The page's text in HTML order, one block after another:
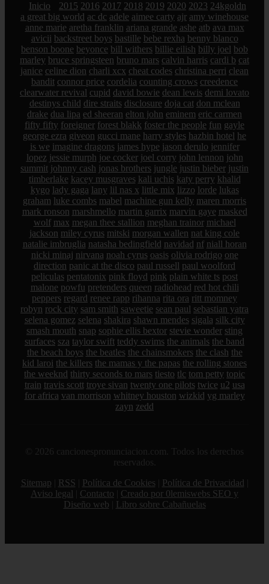
Inicio 2015 2016 2017 2018 2019 2020 2023 24kgoldn
a great big world ac dc adele aimee carty ajr amy winehouse
anne marie aretha franklin ariana grande ashe atb ava max
avicii backstreet boys bastille bebe rexha benny blanco
benson boone beyonce bill withers billie eilish billy joel bob
marley bruce springsteen bruno mars calvin harris cardi b cat
janice celine dion charli xcx cheat codes christina perri clean
bandit connor price cordelia counting crows creedence
clearwater revival cupid david bowie dean lewis demi lovato
destinys child dire straits disclosure doja cat don mclean
drake dua lipa ed sheeran elton john eminem eric carmen
fifty fifty foreigner forest blakk foster the people fun gayle
george ezra giveon gucci mane harry styles hazbin hotel he
is we imagine dragons james hype jason derulo jennifer
lopez jessie murph joe cocker joel corry john lennon john
summit johnny cash jonas brothers jungle justin bieber justin
timberlake kacey musgraves kali uchis katy perry khalid
kygo lady gaga lany lil nas x little mix lizzo lorde lukas
graham luke combs mabel machine gun kelly maren morris
mark ronson marshmello martin garrix marvin gaye masked
wolf max megan thee stallion meghan trainor michael
jackson miley cyrus mitski morgan wallen nat king cole
natalie imbruglia natasha bedingfield navidad nf niall horan
nicki minaj nirvana noah cyrus oasis olivia rodrigo one
direction panic at the disco paul russell paul woolford
peliculas pentatonix pink floyd pink plain white ts post
malone powfu pretenders queen radiohead red hot chili
peppers regard renee rapp rihanna rita ora ritt momney
robyn rock city sam smith saweetie sean paul sebastian yatra
selena gomez selena shakira shawn mendes sigala silk city
smash mouth snap sophie ellis bextor stevie wonder sting
surfaces sza taylor swift teddy swims the animals the band
the beach boys the beatles the chainsmokers the clash the
kid laroi the killers the mamas y the papas the rolling stones
the weeknd thirty seconds to mars tiesto tlc tom petty topic
train travis scott troye sivan twenty one pilots twice u2 usa
for africa van morrison whitney houston wizkid yg marley
zayn zedd
© 2026 cancionespronunciacion.com. Todos los derechos
reservados.
Sitemap
RSS Política de Cookies Política de Privacidad
Aviso legal
Contacto
Creado por 0lemiswebs SEO y
Diseño web
Libro sobre Cabañuelas